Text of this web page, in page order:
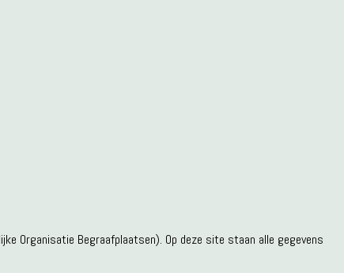
Organisatie Begraafplaatsen). Op deze site staan alle gegevens